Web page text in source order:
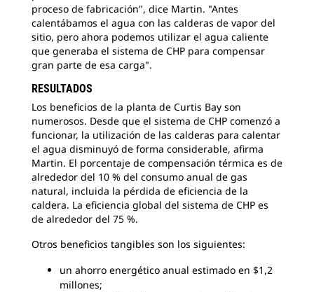
proceso de fabricación", dice Martin. "Antes
calentábamos el agua con las calderas de vapor del
sitio, pero ahora podemos utilizar el agua caliente
que generaba el sistema de CHP para compensar
gran parte de esa carga".
RESULTADOS
Los beneficios de la planta de Curtis Bay son
numerosos. Desde que el sistema de CHP comenzó a
funcionar, la utilización de las calderas para calentar
el agua disminuyó de forma considerable, afirma
Martin. El porcentaje de compensación térmica es de
alrededor del 10 % del consumo anual de gas
natural, incluida la pérdida de eficiencia de la
caldera. La eficiencia global del sistema de CHP es
de alrededor del 75 %.
Otros beneficios tangibles son los siguientes:
un ahorro energético anual estimado en $1,2
millones;